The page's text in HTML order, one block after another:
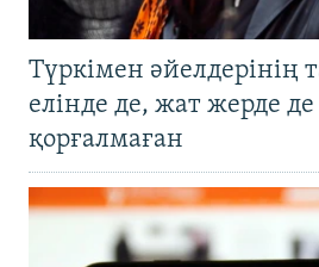
Түркімен әйелдерінің
елінде де, жат жерде
қорғалмаған